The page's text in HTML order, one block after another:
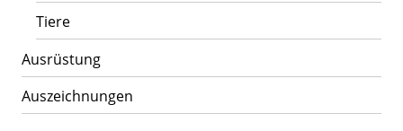
Tiere
Ausrüstung
Auszeichnungen